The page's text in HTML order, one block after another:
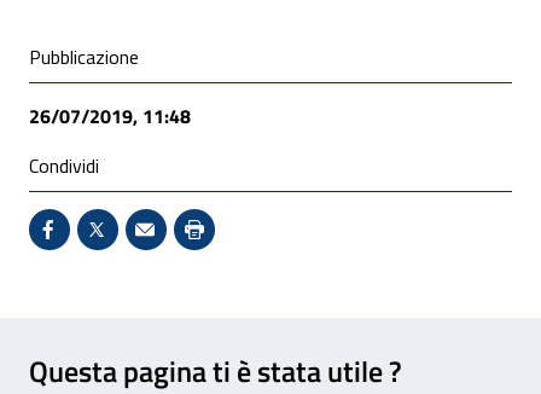
Condivisione social
Pubblicazione
26/07/2019, 11:48
Condividi
Condividi su Facebook - Sito esterno - Apertura in
X - Sito esterno - Apertura in nuova finestra
Invio Mail: apre il programma di posta
Stampa pagina: scelta meno
Questa pagina ti è stata utile ?